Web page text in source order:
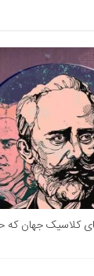
کلاسیک جهان که